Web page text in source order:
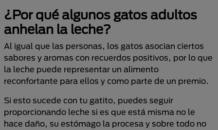
¿Por qué algunos gatos adultos
anhelan la leche?
Al igual que las personas, los gatos asocian ciertos
sabores y aromas con recuerdos positivos, por lo que
la leche puede representar un alimento
reconfortante para ellos y como parte de un premio.
Si esto sucede con tu gatito, puedes seguir
proporcionando leche si es que está misma no le
hace daño, su estómago la procesa y sobre todo no